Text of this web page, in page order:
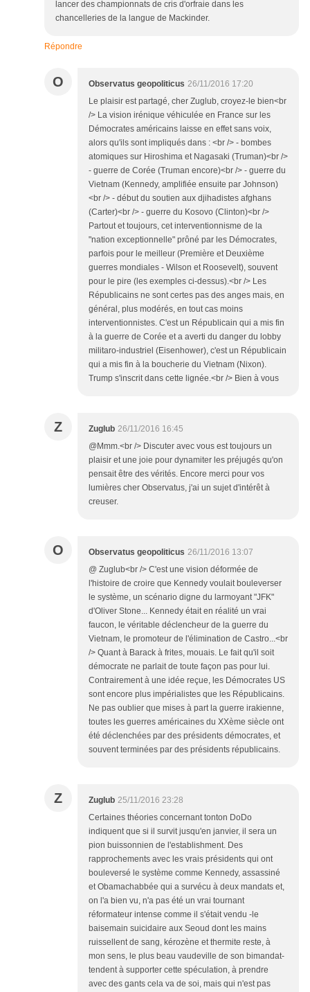
lancer des championnats de cris d'orfraie dans les
chancelleries de la langue de Mackinder.
Répondre
O Observatus geopoliticus 26/11/2016 17:20
Le plaisir est partagé, cher Zuglub, croyez-le bien<br
/> La vision irénique véhiculée en France sur les
Démocrates américains laisse en effet sans voix,
alors qu'ils sont impliqués dans : <br /> - bombes
atomiques sur Hiroshima et Nagasaki (Truman)<br />
- guerre de Corée (Truman encore)<br /> - guerre du
Vietnam (Kennedy, amplifiée ensuite par Johnson)
<br /> - début du soutien aux djihadistes afghans
(Carter)<br /> - guerre du Kosovo (Clinton)<br />
Partout et toujours, cet interventionnisme de la
"nation exceptionnelle" prôné par les Démocrates,
parfois pour le meilleur (Première et Deuxième
guerres mondiales - Wilson et Roosevelt), souvent
pour le pire (les exemples ci-dessus).<br /> Les
Républicains ne sont certes pas des anges mais, en
général, plus modérés, en tout cas moins
interventionnistes. C'est un Républicain qui a mis fin
à la guerre de Corée et a averti du danger du lobby
militaro-industriel (Eisenhower), c'est un Républicain
qui a mis fin à la boucherie du Vietnam (Nixon).
Trump s'inscrit dans cette lignée.<br /> Bien à vous
Z Zuglub 26/11/2016 16:45
@Mmm.<br /> Discuter avec vous est toujours un
plaisir et une joie pour dynamiter les préjugés qu'on
pensait être des vérités. Encore merci pour vos
lumières cher Observatus, j'ai un sujet d'intérêt à
creuser.
O Observatus geopoliticus 26/11/2016 13:07
@ Zuglub<br /> C'est une vision déformée de
l'histoire de croire que Kennedy voulait bouleverser
le système, un scénario digne du larmoyant "JFK"
d'Oliver Stone... Kennedy était en réalité un vrai
faucon, le véritable déclencheur de la guerre du
Vietnam, le promoteur de l'élimination de Castro...<br
/> Quant à Barack à frites, mouais. Le fait qu'il soit
démocrate ne parlait de toute façon pas pour lui.
Contrairement à une idée reçue, les Démocrates US
sont encore plus impérialistes que les Républicains.
Ne pas oublier que mises à part la guerre irakienne,
toutes les guerres américaines du XXème siècle ont
été déclenchées par des présidents démocrates, et
souvent terminées par des présidents républicains.
Z Zuglub 25/11/2016 23:28
Certaines théories concernant tonton DoDo
indiquent que si il survit jusqu'en janvier, il sera un
pion buissonnien de l'establishment. Des
rapprochements avec les vrais présidents qui ont
bouleversé le système comme Kennedy, assassiné
et Obamachabbée qui a survécu à deux mandats et,
on l'a bien vu, n'a pas été un vrai tournant
réformateur intense comme il s'était vendu -le
baisemain suicidaire aux Seoud dont les mains
ruissellent de sang, kérozène et thermite reste, à
mon sens, le plus beau vaudeville de son bimandat-
tendent à supporter cette spéculation, à prendre
avec des gants cela va de soi, mais qui n'est pas